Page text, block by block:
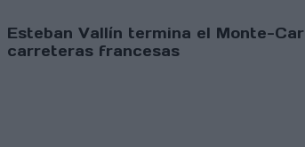
Esteban Vallín termina el Monte-
carreteras francesas